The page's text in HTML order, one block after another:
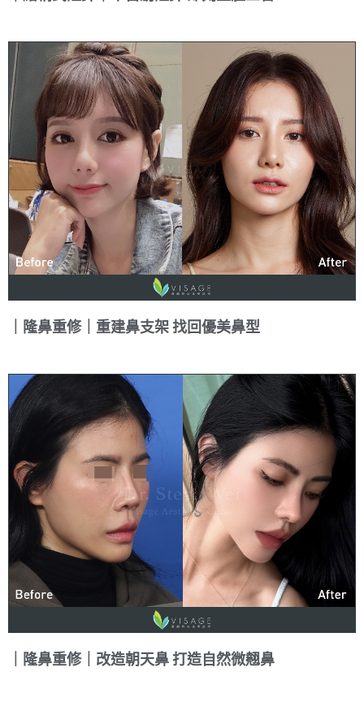
｜隆鼻重修｜重建鼻支架 找回優美鼻型
｜隆鼻重修｜改造朝天鼻 打造自然微翹鼻